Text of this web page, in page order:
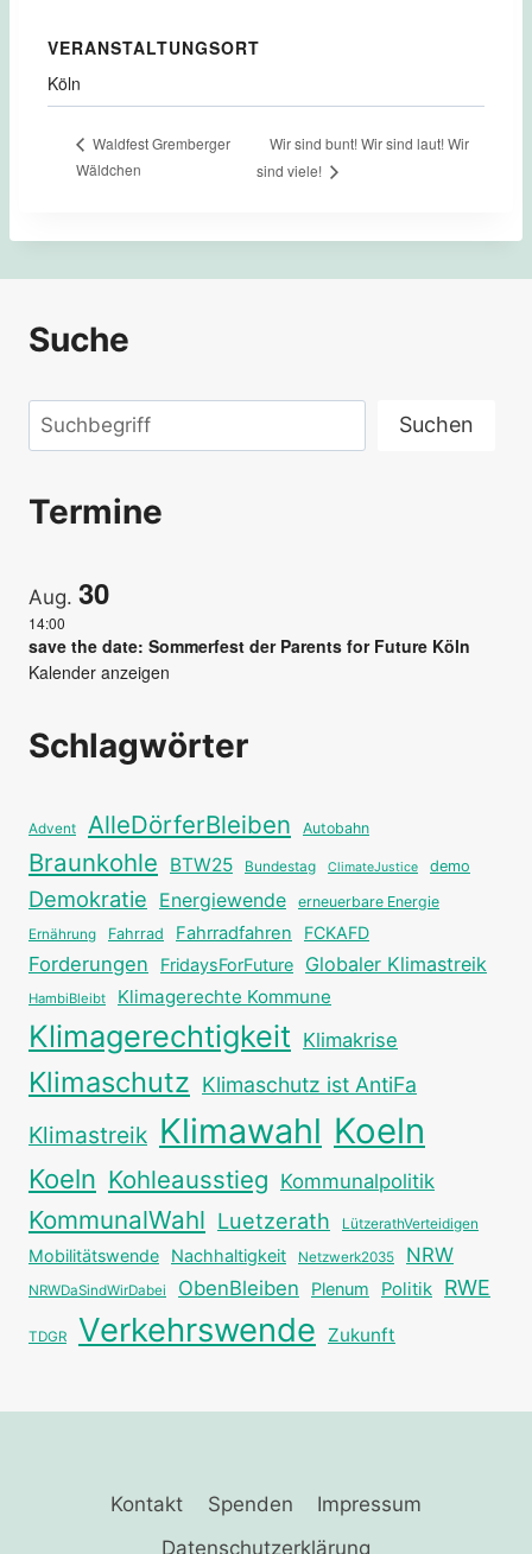
VERANSTALTUNGSORT
Köln
Waldfest Gremberger
Wäldchen
Wir sind bunt! Wir sind laut! Wir
sind viele!
Suche
Suchen Suchen
Termine
Aug. 30
14:00
save the date: Sommerfest der Parents for Future Köln
Kalender anzeigen
Schlagwörter
Advent AlleDörferBleiben Autobahn
Braunkohle BTW25 Bundestag ClimateJustice demo
Demokratie Energiewende erneuerbare Energie
Ernährung Fahrrad Fahrradfahren FCKAFD
Forderungen FridaysForFuture Globaler Klimastreik
HambiBleibt Klimagerechte Kommune
Klimagerechtigkeit Klimakrise
Klimaschutz Klimaschutz ist AntiFa
Klimastreik Klimawahl Koeln
Koeln Kohleausstieg Kommunalpolitik
KommunalWahl Luetzerath LützerathVerteidigen
Mobilitätswende Nachhaltigkeit Netzwerk2035 NRW
NRWDaSindWirDabei ObenBleiben Plenum Politik RWE
TDGR Verkehrswende Zukunft
Kontakt Spenden
Impressum
Datenschutzerklärung